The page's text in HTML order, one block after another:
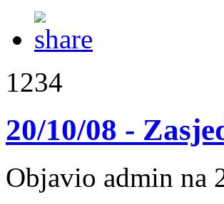
1234
20/10/08 -
Objavio admin na